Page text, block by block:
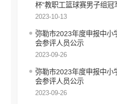
公务员管理信息公开
财政资金直达基层
乡村振兴
医疗卫生
杯”教职工篮球赛男子组冠
2023-10-13
弥勒市2023年度申报中小
会参评人员公示
2023-09-26
弥勒市2023年度申报中小
会参评人员公示
2023-09-26